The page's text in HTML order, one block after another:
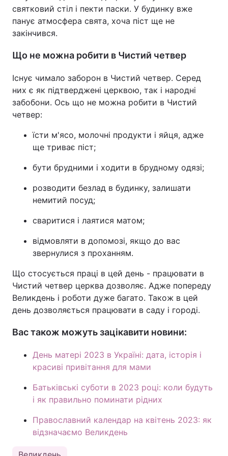
святковий стіл і пекти паски. У будинку вже
панує атмосфера свята, хоча піст ще не
закінчився.
Що не можна робити в Чистий четвер
Існує чимало заборон в Чистий четвер. Серед
них є як підтверджені церквою, так і народні
забобони. Ось що не можна робити в Чистий
четвер:
їсти м'ясо, молочні продукти і яйця, адже
ще триває піст;
бути брудними і ходити в брудному одязі;
розводити безлад в будинку, залишати
немитий посуд;
сваритися і лаятися матом;
відмовляти в допомозі, якщо до вас
звернулися з проханням.
Що стосується праці в цей день - працювати в
Чистий четвер церква дозволяє. Адже попереду
Великдень і роботи дуже багато. Також в цей
день дозволяється працювати в саду і городі.
Вас також можуть зацікавити новини:
День матері 2023 в Україні: дата, історія і
красиві привітання для мами
Батьківські суботи в 2023 році: коли будуть
і як правильно поминати рідних
Православний календар на квітень 2023: як
відзначаємо Великдень